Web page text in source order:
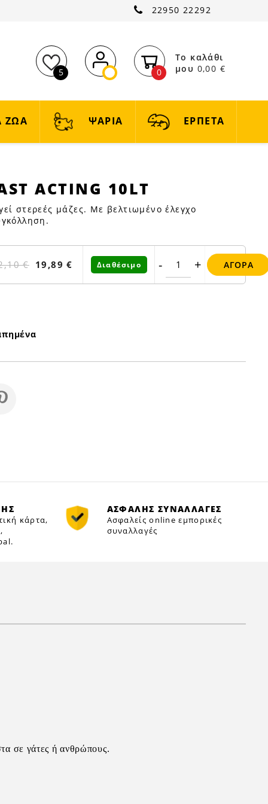
22950 22292
5 0
Το καλάθι
μου 0,00 €
ΖΩΑ ΨΑΡΙΑ ΕΡΠΕΤΑ
ACTING 10LT
στερεές μάζες. Με βελτιωμένο έλεγχο
€ 19,89 € Διαθέσιμο - + ΑΓΟΡΆ
κάρτα,
ΑΣΦΑΛΗΣ ΣΥΝΑΛΛΑΓΕΣ
Ασφαλείς online εμπορικές
συναλλαγές
σε γάτες ή ανθρώπους.